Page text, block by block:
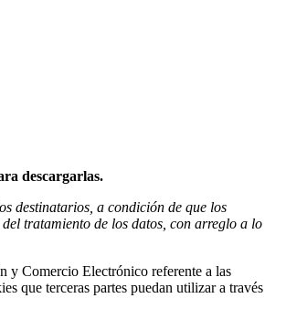
descargarlas.
destinatarios, a condición de que los
del tratamiento de los datos, con arreglo a lo
y Comercio Electrónico referente a las
que terceras partes puedan utilizar a través